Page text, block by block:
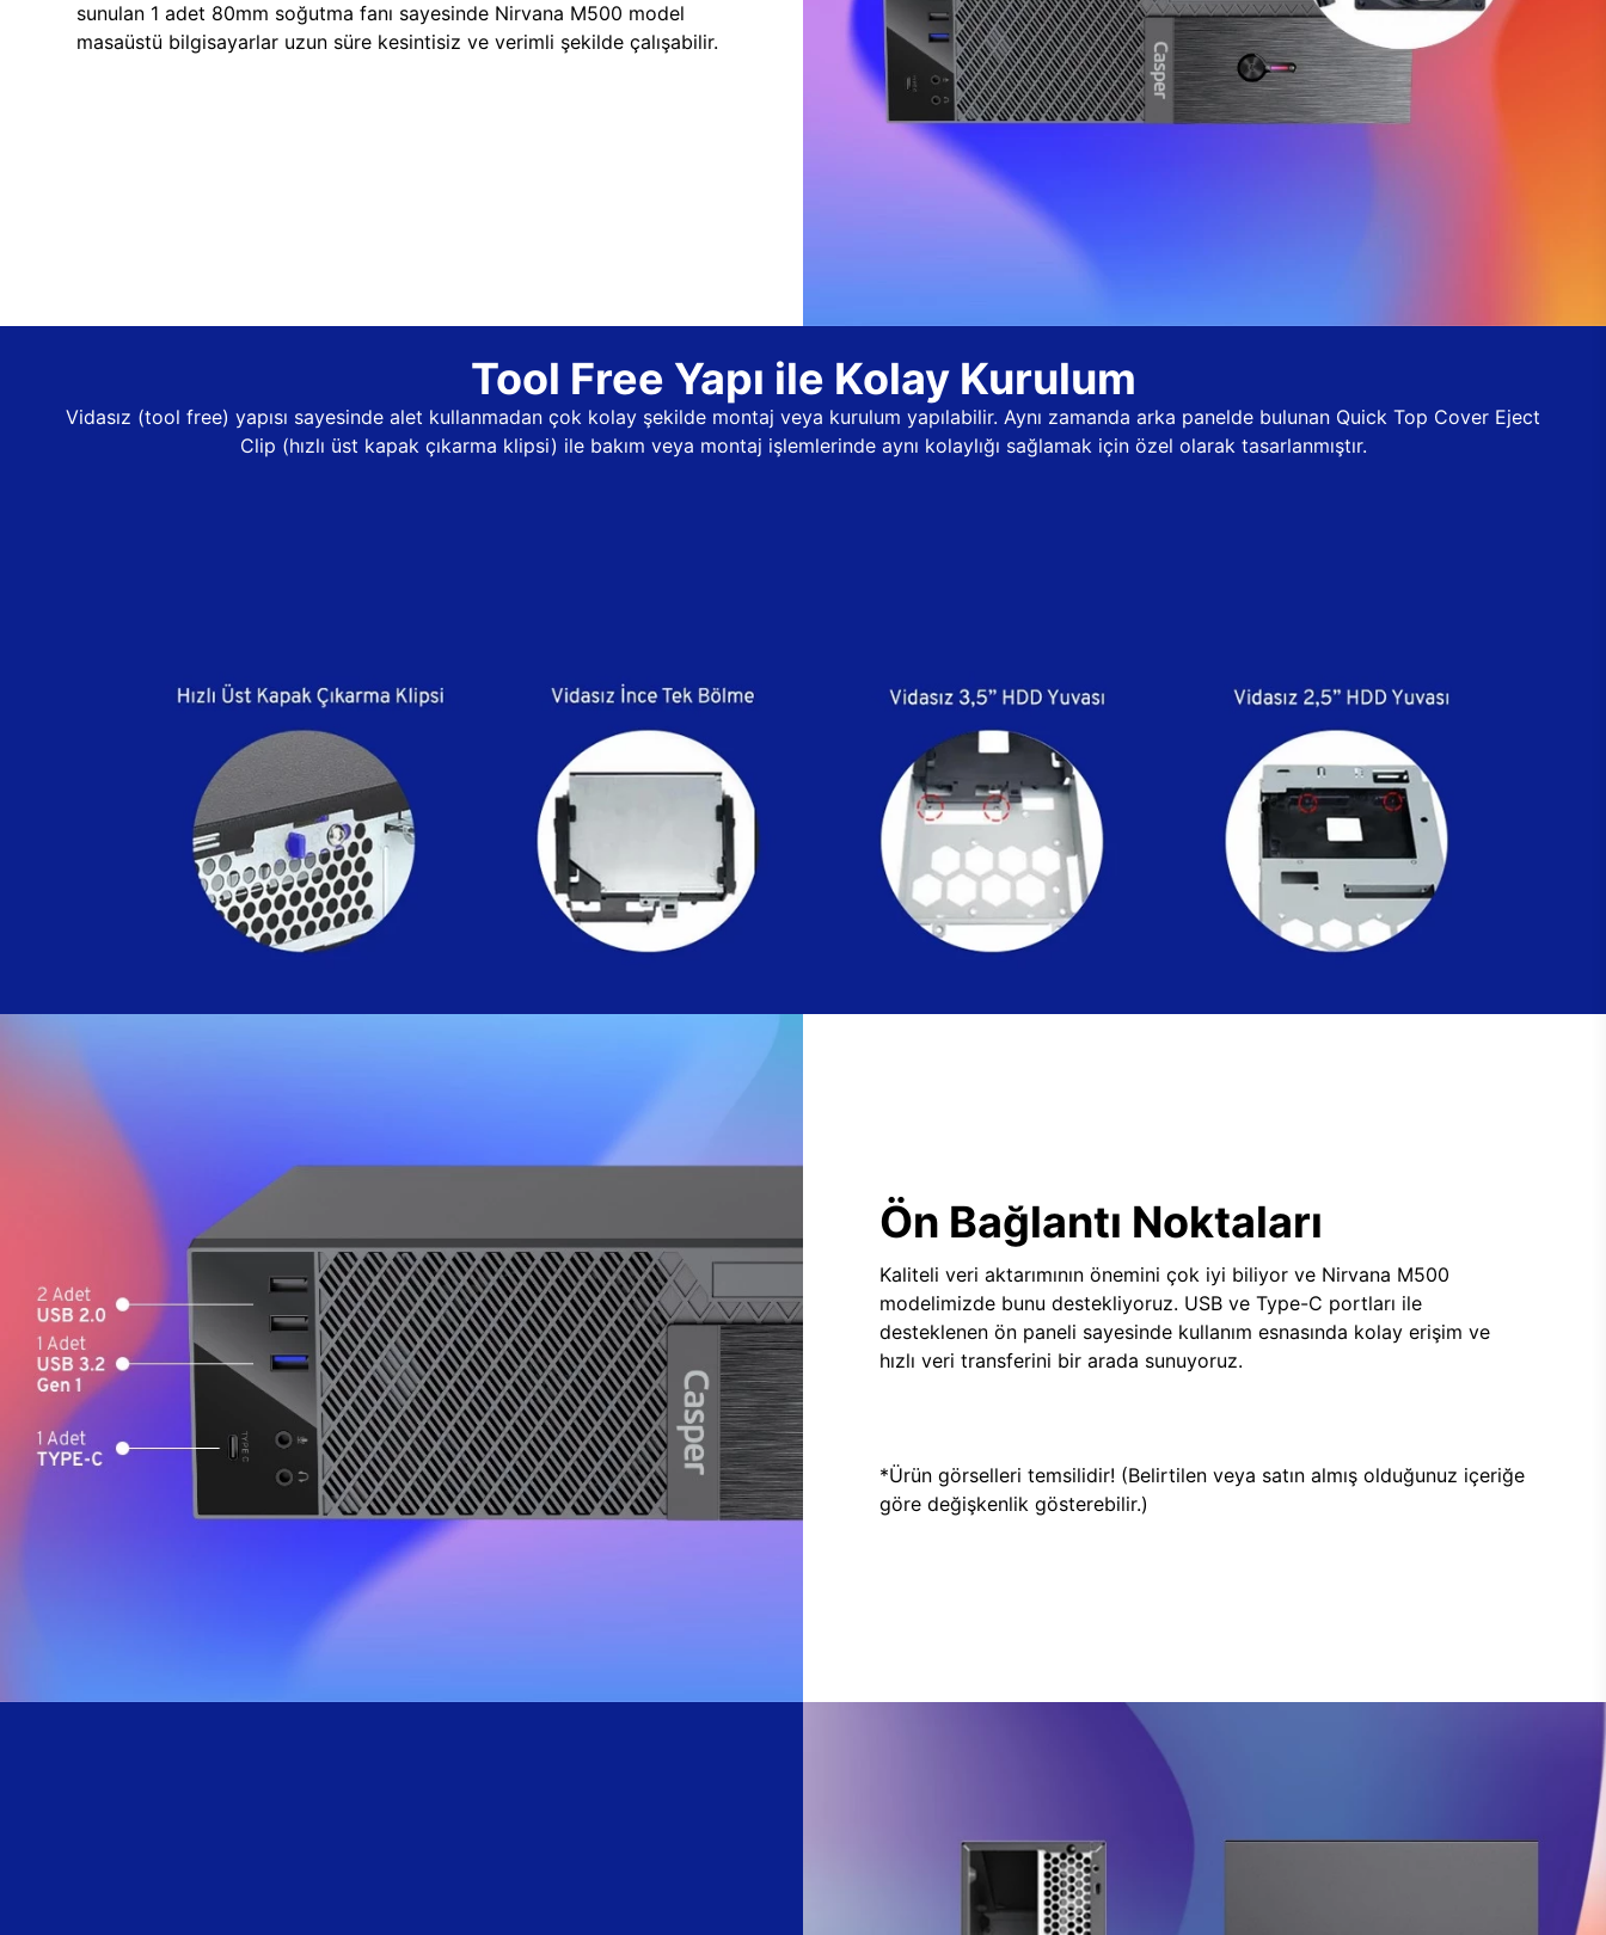
sunulan 1 adet 80mm soğutma fanı sayesinde Nirvana M500 model
masaüstü bilgisayarlar uzun süre kesintisiz ve verimli şekilde çalışabilir.
Tool Free Yapı ile Kolay Kurulum
Vidasız (tool free) yapısı sayesinde alet kullanmadan çok kolay şekilde montaj veya kurulum yapılabilir. Aynı zamanda arka panelde bulunan Quick Top Cover Eject
Clip (hızlı üst kapak çıkarma klipsi) ile bakım veya montaj işlemlerinde aynı kolaylığı sağlamak için özel olarak tasarlanmıştır.
Ön Bağlantı Noktaları
Kaliteli veri aktarımının önemini çok iyi biliyor ve Nirvana M500
modelimizde bunu destekliyoruz. USB ve Type-C portları ile
desteklenen ön paneli sayesinde kullanım esnasında kolay erişim ve
hızlı veri transferini bir arada sunuyoruz.
*Ürün görselleri temsilidir! (Belirtilen veya satın almış olduğunuz içeriğe
göre değişkenlik gösterebilir.)